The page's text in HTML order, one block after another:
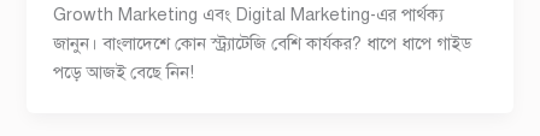
Growth Marketing এবং Digital Marketing-এর পার্থক্য
জানুন। বাংলাদেশে কোন স্ট্র্যাটেজি বেশি কার্যকর? ধাপে ধাপে গাইড
পড়ে আজই বেছে নিন!